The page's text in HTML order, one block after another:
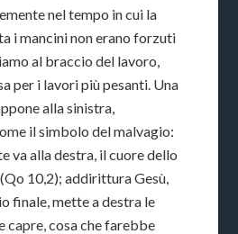
nel tempo in cui la
i mancini non erano forzuti
al braccio del lavoro,
per i lavori più pesanti. Una
alla sinistra,
il simbolo del malvagio:
va alla destra, il cuore dello
10,2); addirittura Gesù,
finale, mette a destra le
capre, cosa che farebbe